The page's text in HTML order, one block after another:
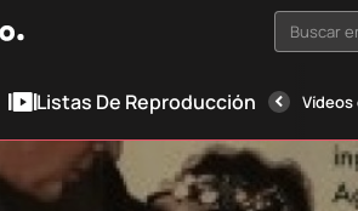
Buscar
Listas De Reproducción